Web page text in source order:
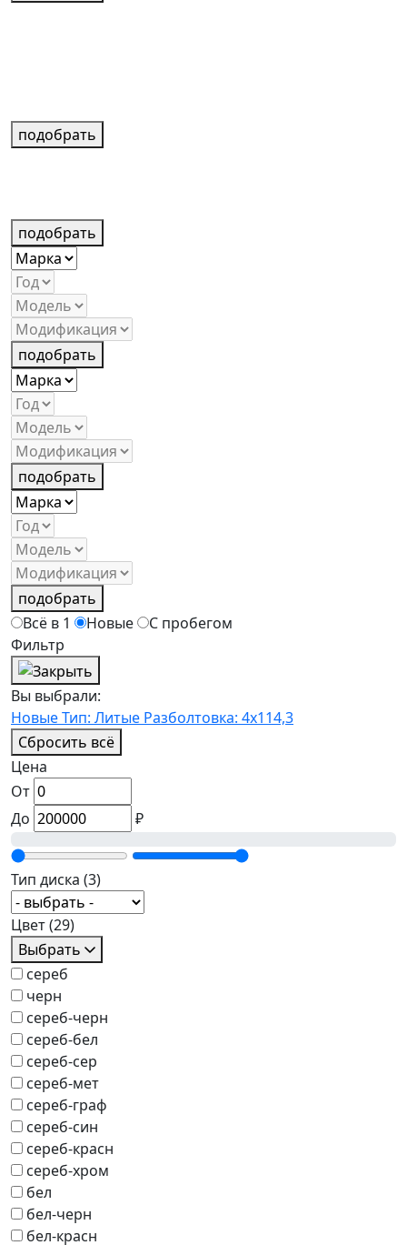
подобрать
подобрать
подобрать
подобрать
подобрать
Всё в 1
Новые
С пробегом
Фильтр
Вы выбрали:
НовыеТип: Литые Разболтовка: 4x114,3
Сбросить всё
Цена
От
До
₽
Тип диска (3)
Цвет(29)
Выбрать
сереб
черн
сереб-черн
сереб-бел
сереб-сер
сереб-мет
сереб-граф
сереб-син
сереб-красн
сереб-хром
бел
бел-черн
бел-красн